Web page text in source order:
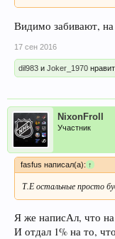
Видимо забивают, на
17 сен 2016
dil983 и Joker_1970
NixonFroll
Участник
fasfus написал(а):↑
Т.Е остальные просто
Я же написАл, что
И отдал 1% на то,